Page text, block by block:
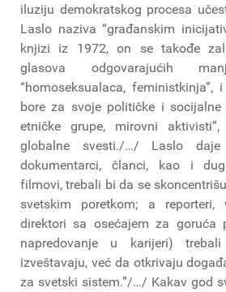
iluziju demokratskog procesa
Laslo naziva “građanskim
knjizi iz 1972, on se takođe
glasova odgovarajućih
“homoseksualaca,
bore za svoje političke i
etničke grupe, mirovni
globalne svesti./…/ Laslo daje
dokumentarci, članci, kao i
filmovi, trebali bi da se
svetskim poretkom; a reporteri,
direktori sa osećajem za goruća
napredovanje u karijeri)
izveštavaju, već da otkrivaju
za svetski sistem.”/…/ Kakav god